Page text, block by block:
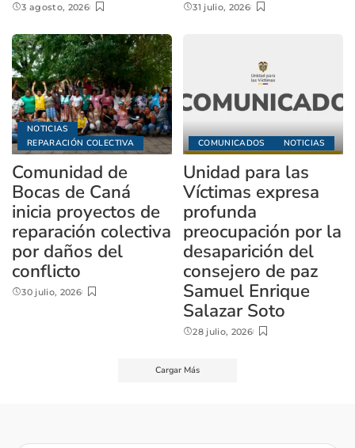
3 agosto, 2026 31 julio, 2026
NOTICIAS
REPARACIÓN COLECTIVA
Comunidad de
Bocas de Caná
inicia proyectos de
reparación colectiva
por daños del
conflicto
30 julio, 2026
COMUNICADOS NOTICIAS
Unidad para las
Víctimas expresa
profunda
preocupación por la
desaparición del
consejero de paz
Samuel Enrique
Salazar Soto
28 julio, 2026
Cargar Más